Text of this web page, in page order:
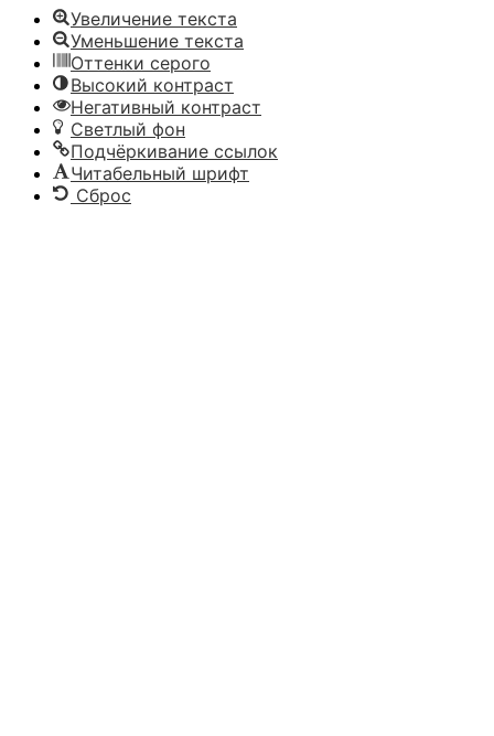
Увеличение текста
Уменьшение текста
Оттенки серого
Высокий контраст
Негативный контраст
Светлый фон
Подчёркивание ссылок
Читабельный шрифт
Сброс